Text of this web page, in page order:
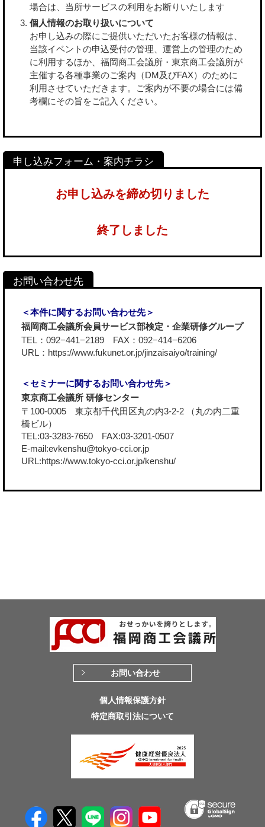
場合は、当所サービスの利用をお断りいたします
個人情報のお取り扱いについて
お申し込みの際にご提供いただいたお客様の情報は、
当該イベントの申込受付の管理、運営上の管理のため
に利用するほか、福岡商工会議所・東京商工会議所が
主催する各種事業のご案内（DM及びFAX）のために
利用させていただきます。ご案内が不要の場合には備
考欄にその旨をご記入ください。
お申し込みを締め切りました
終了しました
＜本件に関するお問い合わせ先＞
福岡商工会議所会員サービス部検定・企業研修グループ
TEL：092−441−2189 FAX：092−414−6206
URL： https://www.fukunet.or.jp/jinzaisaiyo/training/
＜セミナーに関するお問い合わせ先＞
東京商工会議所 研修センター
〒100-0005 東京都千代田区丸の内3-2-2 （丸の内二重
橋ビル）
TEL:03-3283-7650 FAX:03-3201-0507
E-mail:evkenshu@tokyo-cci.or.jp
URL:https://www.tokyo-cci.or.jp/kenshu/
お問い合わせ
個人情報保護方針
特定商取引法について